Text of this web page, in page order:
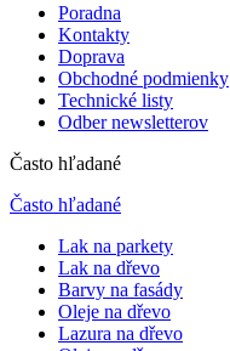
Poradna
Kontakty
Doprava
Obchodné podmienky
Technické listy
Odber newsletterov
Často hľadané
Často hľadané
Lak na parkety
Lak na dřevo
Barvy na fasády
Oleje na dřevo
Lazura na dřevo